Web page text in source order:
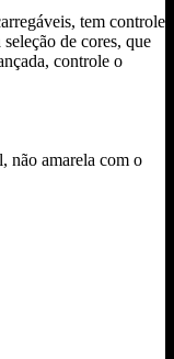
tem controle
de cores, que
controle o
não amarela com o